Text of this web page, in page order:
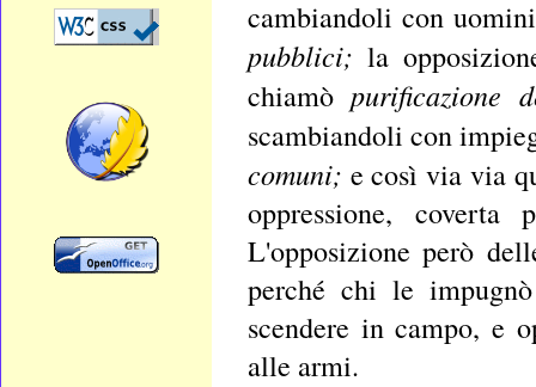
cambiandoli con
pubblici; la
chiamòpurificazione
scambiandoli con
comuni; e così via via
oppressione,
L'opposizione però
perché chi le
scendere in campo, e
alle armi.